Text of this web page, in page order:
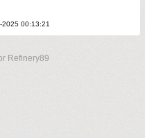
2025 00:13:21
Refinery89